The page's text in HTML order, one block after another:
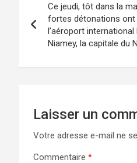
Ce jeudi, tôt dans la
fortes détonations ont
l’aéroport international
Niamey, la capitale du
Laisser un
Votre adresse e-mail ne
Commentaire *